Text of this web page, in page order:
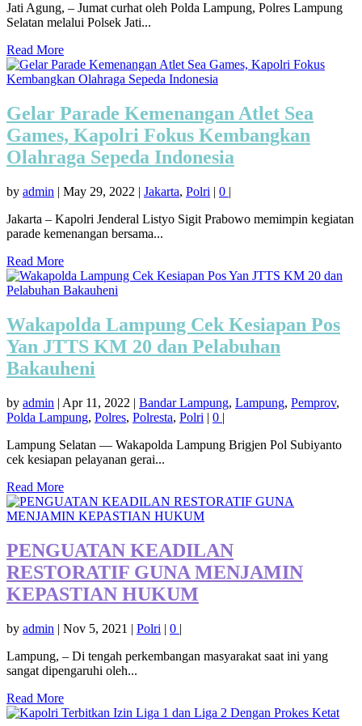
Jati Agung, – Jumat curhat oleh Polda Lampung, Polres Lampung
Selatan melalui Polsek Jati...
Read More
Gelar Parade Kemenangan Atlet Sea
Games, Kapolri Fokus Kembangkan
Olahraga Sepeda Indonesia
by admin | May 29, 2022 | Jakarta, Polri | 0 |
Jakarta – Kapolri Jenderal Listyo Sigit Prabowo memimpin kegiatan
parade kemenangan bersama...
Read More
Wakapolda Lampung Cek Kesiapan Pos
Yan JTTS KM 20 dan Pelabuhan
Bakauheni
by admin | Apr 11, 2022 | Bandar Lampung, Lampung, Pemprov,
Polda Lampung, Polres, Polresta, Polri | 0 |
Lampung Selatan — Wakapolda Lampung Brigjen Pol Subiyanto
cek kesiapan pelayanan gerai...
Read More
PENGUATAN KEADILAN
RESTORATIF GUNA MENJAMIN
KEPASTIAN HUKUM
by admin | Nov 5, 2021 | Polri | 0 |
Lampung, – Di tengah perkembangan masyarakat saat ini yang
sangat dipengaruhi oleh...
Read More